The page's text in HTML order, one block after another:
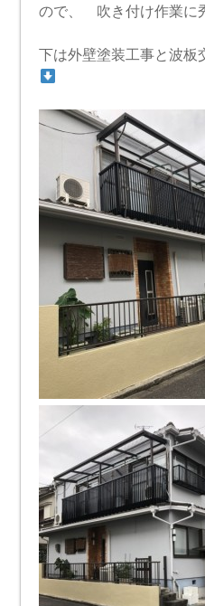
ので、 吹き付け作業に
下は外壁塗装工事と波板